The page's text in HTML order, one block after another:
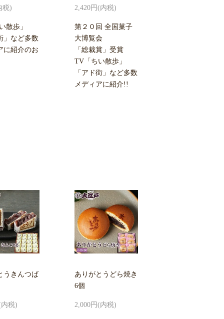
税)
散歩」
」など多数
に紹介のお
2,420円(内税)
第２０回 全国菓子
大博覧会
「総裁賞」受賞
TV「ちい散歩」
「アド街」など多数
メディアに紹介!!
うきんつば
内税)
ありがとうどら焼き
6個
2,000円(内税)